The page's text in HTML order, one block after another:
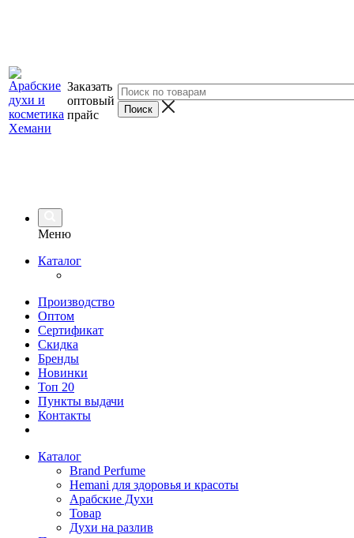
Заказать
оптовый
прайс
Меню
Каталог
Производство
Оптом
Сертификат
Скидка
Бренды
Новинки
Топ 20
Пункты выдачи
Контакты
Каталог
Brand Perfume
Hemani для здоровья и красоты
Арабские Духи
Товар
Духи на разлив